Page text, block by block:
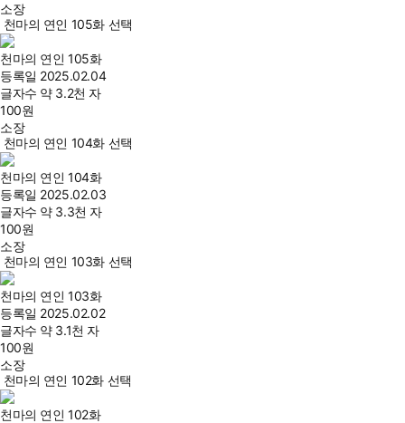
소장
천마의 연인 105화 선택
천마의 연인 105화
등록일 2025.02.04
글자수 약 3.2천 자
100원
소장
천마의 연인 104화 선택
천마의 연인 104화
등록일 2025.02.03
글자수 약 3.3천 자
100원
소장
천마의 연인 103화 선택
천마의 연인 103화
등록일 2025.02.02
글자수 약 3.1천 자
100원
소장
천마의 연인 102화 선택
천마의 연인 102화